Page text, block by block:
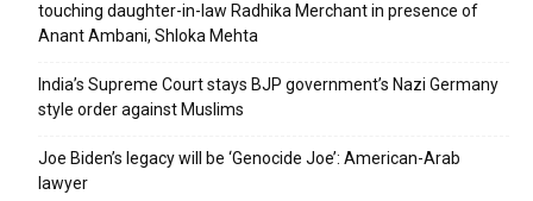
touching daughter-in-law Radhika Merchant in presence of
Anant Ambani, Shloka Mehta
India’s Supreme Court stays BJP government’s Nazi Germany
style order against Muslims
Joe Biden’s legacy will be ‘Genocide Joe’: American-Arab
lawyer